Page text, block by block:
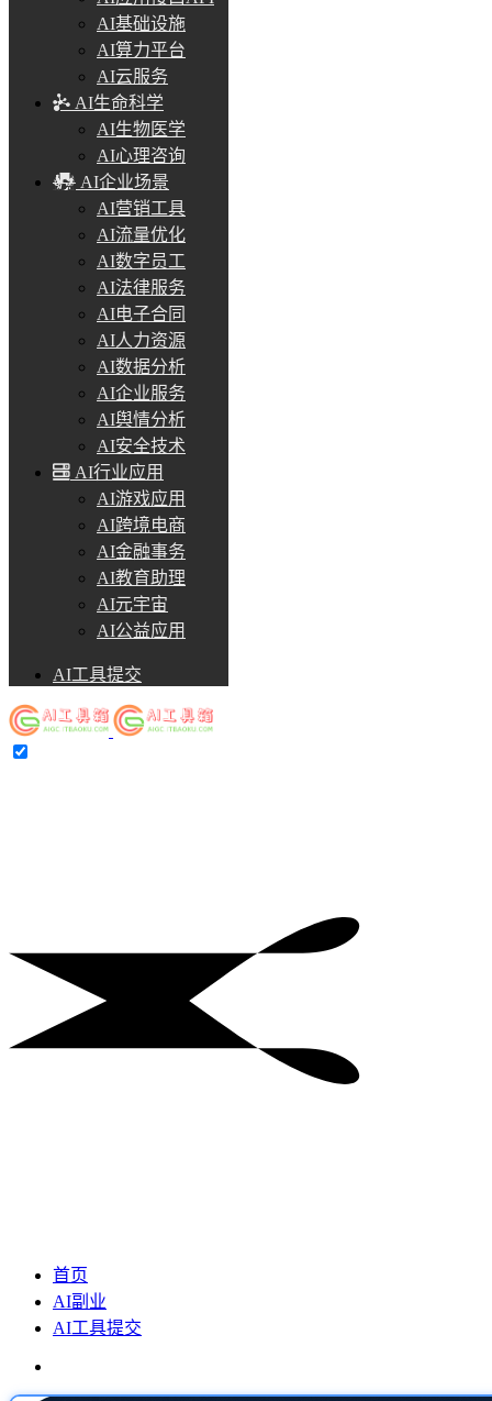
AI基础设施
AI算力平台
AI云服务
AI生命科学
AI生物医学
AI心理咨询
AI企业场景
AI营销工具
AI流量优化
AI数字员工
AI法律服务
AI电子合同
AI人力资源
AI数据分析
AI企业服务
AI舆情分析
AI安全技术
AI行业应用
AI游戏应用
AI跨境电商
AI金融事务
AI教育助理
AI元宇宙
AI公益应用
AI工具提交
首页
AI副业
AI工具提交